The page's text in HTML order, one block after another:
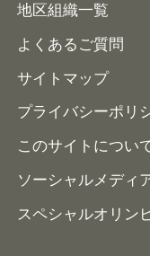
地区組織一覧
よくあるご質問
サイトマップ
プライバシーポリ
このサイトについ
ソーシャルメディ
スペシャルオリン